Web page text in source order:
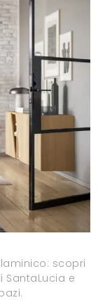
scopri
SantaLucia e